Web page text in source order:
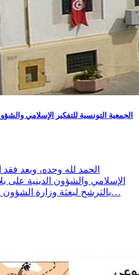
الجمعية التونسية للتفكير الإسلامي
الحمد لله وحده، وبعد
الإسلامي والشؤون الدينية على
بالترشح لبعثة وزارة الشؤون الدينية لموسم الحج 1448 للهجرة…